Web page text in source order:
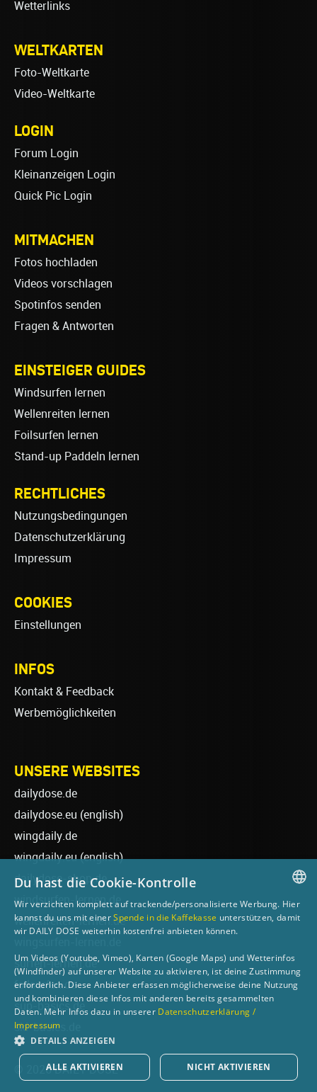
Wetterlinks
WELTKARTEN
Foto-Weltkarte
Video-Weltkarte
LOGIN
Forum Login
Kleinanzeigen Login
Quick Pic Login
MITMACHEN
Fotos hochladen
Videos vorschlagen
Spotinfos senden
Fragen & Antworten
EINSTEIGER GUIDES
Windsurfen lernen
Wellenreiten lernen
Foilsurfen lernen
Stand-up Paddeln lernen
RECHTLICHES
Nutzungsbedingungen
Datenschutzerklärung
Impressum
COOKIES
Einstellungen
INFOS
Kontakt & Feedback
Werbemöglichkeiten
UNSERE WEBSITES
dailydose.de
dailydose.eu (english)
wingdaily.de
wingdaily.eu(english)
dailydose-shop.de
windsurfen-lernen.de
wellenreiten-lernen.de
surfen-lernen.de
foilsurfen.de
sup-basics.de
ski-basics.de
© 2026 DAILY DOSE
GERMAN
Du hast die Cookie-Kontrolle
Wir verzichten komplett auf trackende/personalisierte Werbung. Hier
kannst du uns mit einerSpende in die Kaffekasse unterstützen, damit
wir DAILY DOSE weiterhin kostenfrei anbieten können.
Um Videos (Youtube, Vimeo), Karten (Google Maps) und Wetterinfos
(Windfinder) auf unserer Website zu aktivieren, ist deine Zustimmung
erforderlich. Diese Anbieter erfassen möglicherweise deine Nutzung
und kombinieren diese Infos mit anderen bereits gesammelten
Daten. Mehr Infos dazu in unserer Datenschutzerklärung /
Impressum
DETAILS ANZEIGEN
ALLE AKTIVIEREN NICHT AKTIVIEREN